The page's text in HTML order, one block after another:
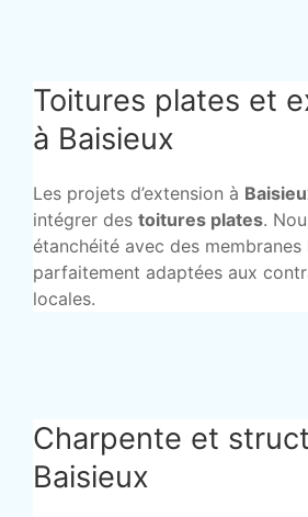
Toitures plates et
à Baisieux
Les projets d’extension à
intégrer des toitures plates.
étanchéité avec des membranes
parfaitement adaptées aux
locales.
Charpente et
Baisieux